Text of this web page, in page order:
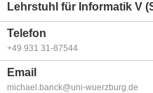
Lehrstuhl für Informatik V
Telefon
+49 931 31-87544
Email
michael.banck@uni-wuerzburg.de